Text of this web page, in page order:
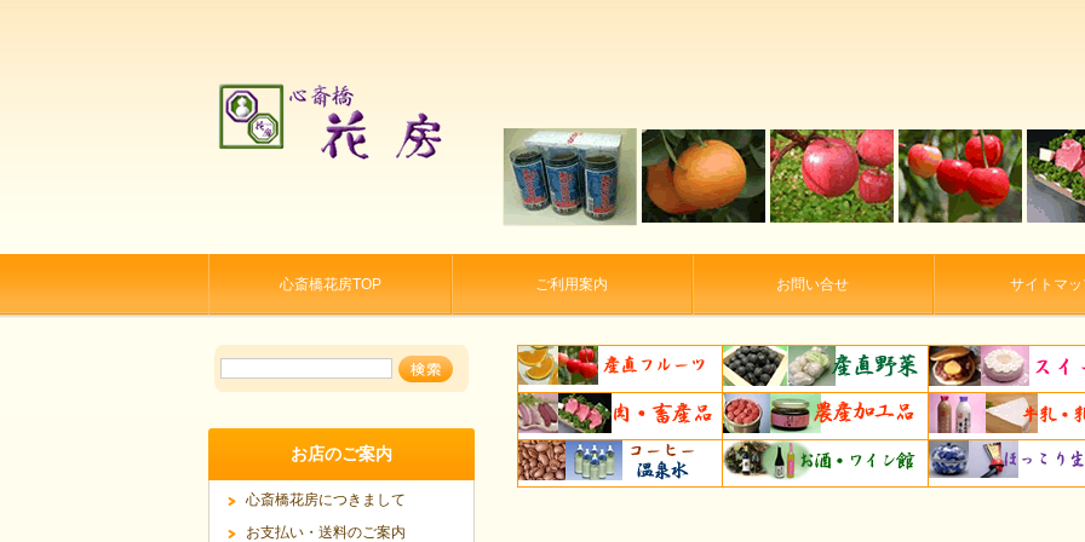
心斎橋花房TOP ご利用案内 お問い合せ サイトマッ
お店のご案内
心斎橋花房につきまして
お支払い・送料のご案内